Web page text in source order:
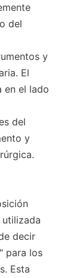
del
y
El
en el lado
del
y
utilizada
decir
para los
Esta